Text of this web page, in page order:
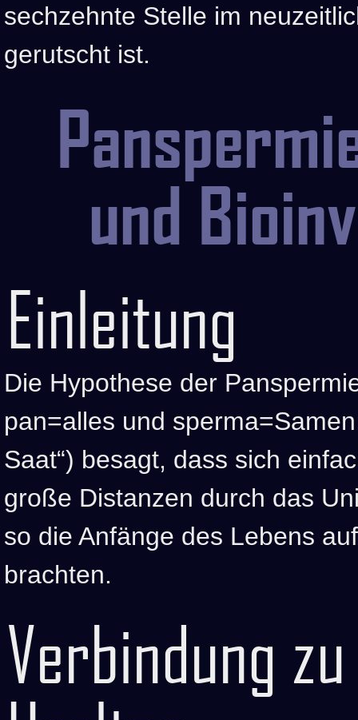
sechzehnte Stelle im
gerutscht ist.
und
Einleitung
Die Hypothese der
pan=alles und
Saat“) besagt, dass sich
große Distanzen durch das
so die Anfänge des Lebens
brachten.
Verbindung